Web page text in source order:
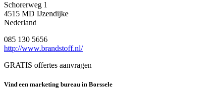
Schorerweg 1
4515 MD IJzendijke
Nederland
085 130 5656
http://www.brandstoff.nl/
GRATIS offertes aanvragen
Vind een marketing bureau in Borssele